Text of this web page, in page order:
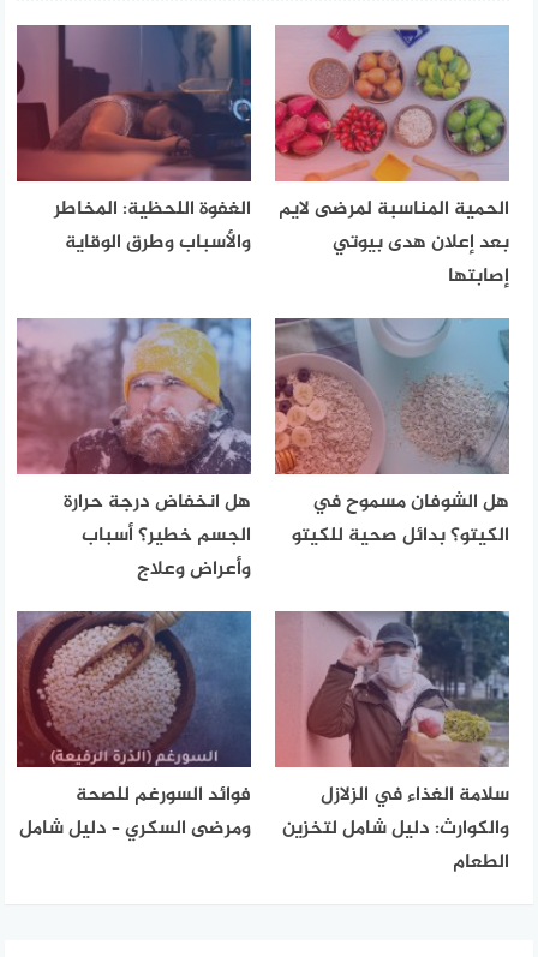
الحمية المناسبة لمرضى لايم
بعد إعلان هدى بيوتي
إصابتها
الغفوة اللحظية: المخاطر
والأسباب وطرق الوقاية
هل الشوفان مسموح في
الكيتو؟ بدائل صحية للكيتو
هل انخفاض درجة حرارة
الجسم خطير؟ أسباب
وأعراض وعلاج
سلامة الغذاء في الزلازل
والكوارث: دليل شامل لتخزين
الطعام
فوائد السورغم للصحة
ومرضى السكري – دليل شامل